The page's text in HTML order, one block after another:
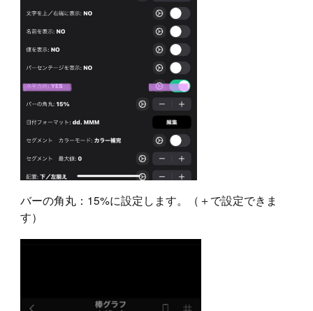
バーの角丸：15%に設定します。（＋で設定できま
す）